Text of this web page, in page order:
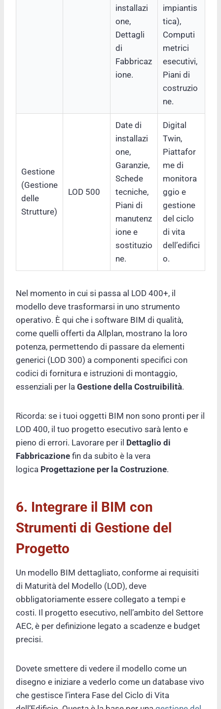
installazi
one,
Dettagli
di
Fabbricaz
ione.
impiantis
tica),
Computi
metrici
esecutivi,
Piani di
costruzio
ne.
Gestione
(Gestione
delle
Strutture)
LOD 500
Date di
installazi
one,
Garanzie,
Schede
tecniche,
Piani di
manutenz
ione e
sostituzio
ne.
Digital
Twin,
Piattafor
me di
monitora
ggio e
gestione
del ciclo
di vita
dell’edifici
o.
Nel momento in cui si passa al LOD 400+, il
modello deve trasformarsi in uno strumento
operativo. È qui che i software BIM di qualità,
come quelli offerti da Allplan, mostrano la loro
potenza, permettendo di passare da elementi
generici (LOD 300) a componenti specifici con
codici di fornitura e istruzioni di montaggio,
essenziali per la Gestione della Costruibilità.
Ricorda: se i tuoi oggetti BIM non sono pronti per il
LOD 400, il tuo progetto esecutivo sarà lento e
pieno di errori. Lavorare per il Dettaglio di
Fabbricazione fin da subito è la vera
logica Progettazione per la Costruzione.
6. Integrare il BIM con
Strumenti di Gestione del
Progetto
Un modello BIM dettagliato, conforme ai requisiti
di Maturità del Modello (LOD), deve
obbligatoriamente essere collegato a tempi e
costi. Il progetto esecutivo, nell’ambito del Settore
AEC, è per definizione legato a scadenze e budget
precisi.
Dovete smettere di vedere il modello come un
disegno e iniziare a vederlo come un database vivo
che gestisce l’intera Fase del Ciclo di Vita